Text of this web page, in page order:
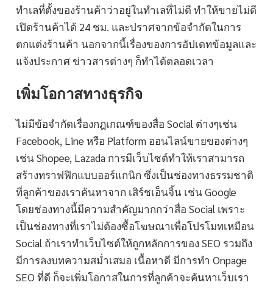
ทำเลที่ตั้งของร้านค้าว่าอยู่ในทำเลที่ไม่ดี ทำให้ขายไม่ดี
เปิดร้านค้าได้ 24 ชม. และปราศจากข้อจำกัดในการ
ตกแต่งร้านค้า นอกจากนี้เรื่องของการอัปเดทข้อมูลและ
แจ้งประกาศ ข่าวสารต่างๆ ก็ทำได้ตลอดเวลา
เพิ่มโอกาสทางธุรกิจ
ไม่มีข้อจำกัดเรื่องกฎเกณฑ์ของสื่อ Social ต่างๆเช่น
Facebook, Line หรือ Platform ออนไลน์ขายของต่างๆ
เช่น Shopee, Lazada การมีเว็บไซต์ทำให้เราสามารถ
สร้างทราฟฟิกแบบออร์แกนิก ซึ่งเป็นช่องทางธรรมชาติ
ที่ลูกค้าของเราค้นหาจาก เสิร์ชเอ็นจิ้น เช่น Google
โดยช่องทางนี้มีความสำคัญมากกว่าสื่อ Social เพราะ
เป็นช่องทางที่เราไม่ต้องซื้อโฆษณาเพื่อโปรโมทเหมือน
Social ถ้าเราทำเว็บไซต์ให้ถูกหลักการของ SEO รวมถึง
มีการลงบทความสม่ำเสมอ เนื้อหาดี มีการทำ Onpage
SEO ที่ดี ก็จะเพิ่มโอกาสในการที่ลูกค้าจะค้นหาเว็บเรา